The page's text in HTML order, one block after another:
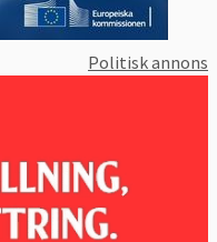
Politisk annons